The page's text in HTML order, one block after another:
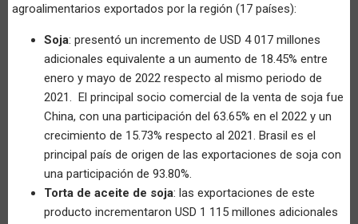
agroalimentarios exportados por la región (17 países):
Soja: presentó un incremento de USD 4 017 millones
adicionales equivalente a un aumento de 18.45% entre
enero y mayo de 2022 respecto al mismo periodo de
2021. El principal socio comercial de la venta de soja fue
China, con una participación del 63.65% en el 2022 y un
crecimiento de 15.73% respecto al 2021. Brasil es el
principal país de origen de las exportaciones de soja con
una participación de 93.80%.
Torta de aceite de soja: las exportaciones de este
producto incrementaron USD 1 115 millones adicionales